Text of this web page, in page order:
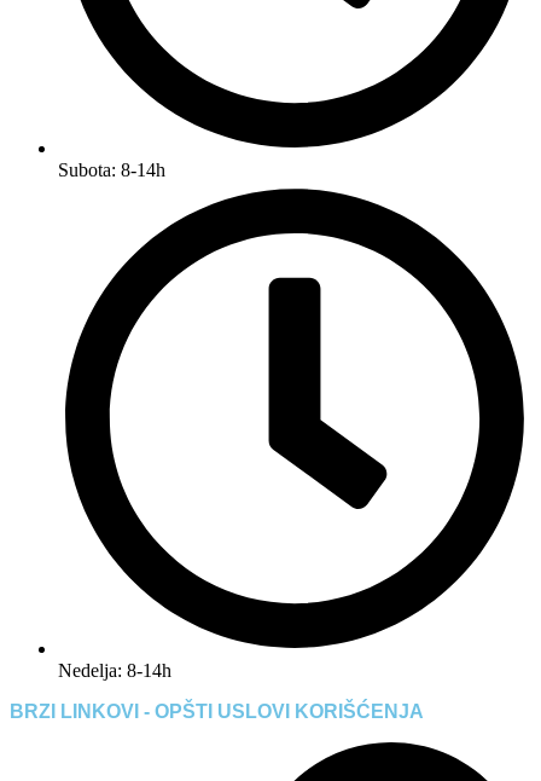
Subota: 8-14h
Nedelja: 8-14h
BRZI LINKOVI - OPŠTI USLOVI KORIŠĆENJA